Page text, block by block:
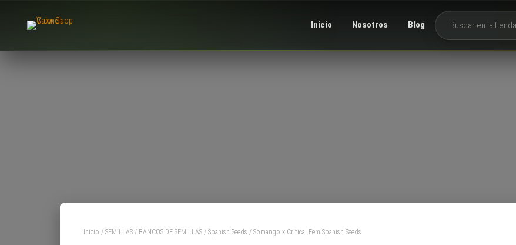
Inicio Nosotros Blog
Buscar productos
Inicio / SEMILLAS / BANCOS DE SEMILLAS / Spanish Seeds / Somango x Critical Fem Spanish Seeds